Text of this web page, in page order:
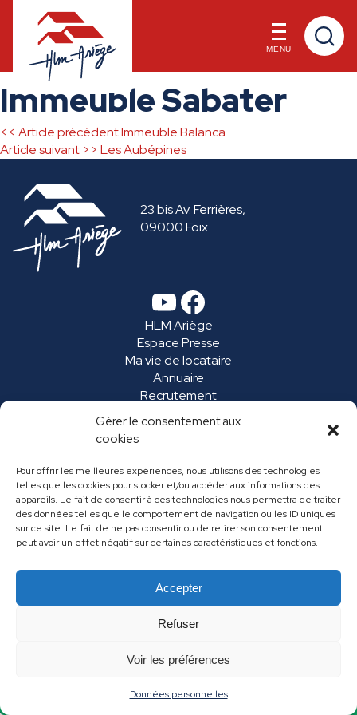
Gérer le consentement aux
cookies
Pour offrir les meilleures expériences, nous utilisons des technologies
telles que les cookies pour stocker et/ou accéder aux informations des
appareils. Le fait de consentir à ces technologies nous permettra de traiter
des données telles que le comportement de navigation ou les ID uniques
sur ce site. Le fait de ne pas consentir ou de retirer son consentement
peut avoir un effet négatif sur certaines caractéristiques et fonctions.
Accepter
Refuser
Voir les préférences
Données personnelles
Skip
to
content
MENU
Immeuble Sabater
Navigation
de
l’article
<< Article précédentImmeuble Balanca
Article suivant >> Les Aubépines
23 bis Av. Ferrières,
09000 Foix
YouTube Facebook
HLM Ariège
Espace Presse
Ma vie de locataire
Annuaire
Recrutement
Marchés publics
FAQ
Mentions légales
Données personnelles
Contact